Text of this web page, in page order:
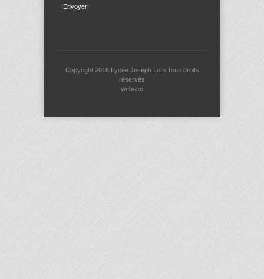
Envoyer
Copyright 2018 Lycée Joseph Loth Tous droits
réservés
websco